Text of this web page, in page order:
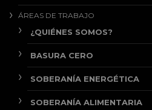
ÁREAS DE TRABAJO
¿QUIÉNES SOMOS?
BASURA CERO
SOBERANÍA ENERGÉTICA
SOBERANÍA ALIMENTARIA